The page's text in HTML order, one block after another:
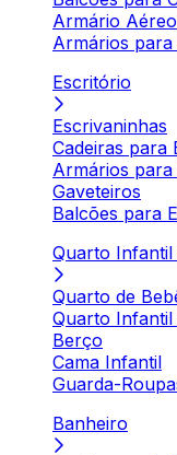
Armário Aéreo
Armários para
Escritório
Escrivaninhas
Cadeiras para
Armários
Gaveteiros
Balcões para
Quarto Infantil
Quarto de
Quarto Infantil
Berço
Cama Infantil
Guarda-
Banheiro